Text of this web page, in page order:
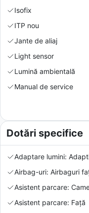
Isofix
ITP nou
Jante de aliaj
Light sensor
Lumină ambientală
Manual de service
Dotări specifice
Adaptare lumini:
Airbag-uri: Airbaguri
Asistent parcare:
Asistent parcare: Față